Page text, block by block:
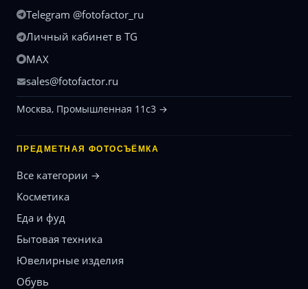
Telegram @fotofactor_ru
Личный кабинет в TG
MAX
sales@fotofactor.ru
Москва, Промышленная 11с3 →
ПРЕДМЕТНАЯ ФОТОСЪЁМКА
Все категории →
Косметика
Еда и фуд
Бытовая техника
Ювелирные изделия
Обувь